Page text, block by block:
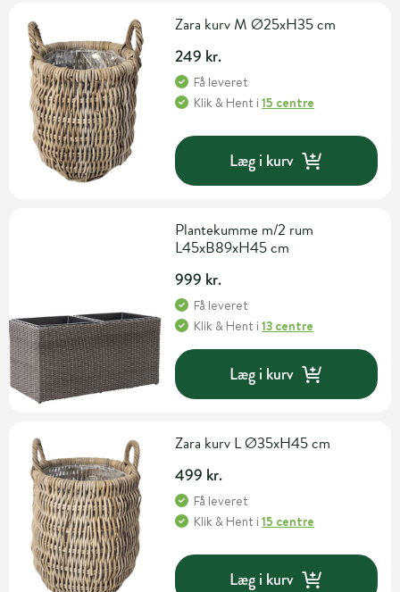
Zara kurv M Ø25xH35 cm
249 kr.
Få leveret
Klik & Hent i15 centre
Læg i kurv
Plantekumme m/2 rum
L45xB89xH45 cm
999 kr.
Få leveret
Klik & Hent i13 centre
Læg i kurv
Zara kurv L Ø35xH45 cm
499 kr.
Få leveret
Klik & Hent i15 centre
Læg i kurv